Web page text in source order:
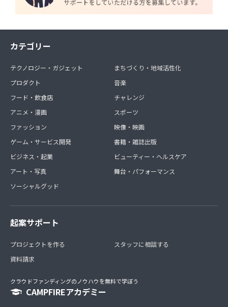
カテゴリー
テクノロジー・ガジェット
プロダクト
フード・飲食店
アニメ・漫画
ファッション
ゲーム・サービス開発
ビジネス・起業
アート・写真
ソーシャルグッド
まちづくり・地域活性化
音楽
チャレンジ
スポーツ
映像・映画
書籍・雑誌出版
ビューティー・ヘルスケア
舞台・パフォーマンス
起案サポート
プロジェクトを作る
資料請求
スタッフに相談する
クラウドファンディングのノウハウを無料で学ぼう
CAMPFIREアカデミー